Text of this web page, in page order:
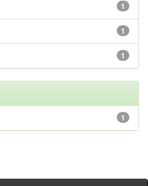
1
1
1
1